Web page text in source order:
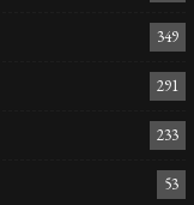
349
291
233
53